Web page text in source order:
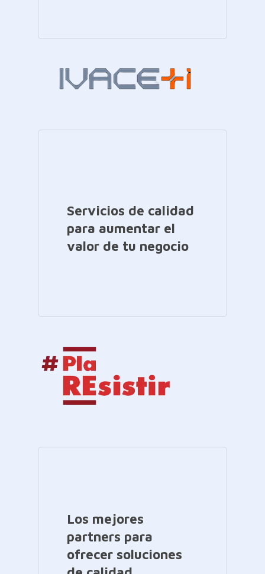
Servicios de calidad
para aumentar el
valor de tu negocio
Los mejores
partners para
ofrecer soluciones